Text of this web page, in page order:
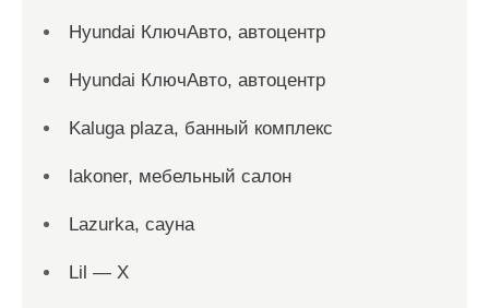
Hyundai КлючАвто, автоцентр
Hyundai КлючАвто, автоцентр
Kaluga plaza, банный комплекс
lakoner, мебельный салон
Lazurka, сауна
Lil — X